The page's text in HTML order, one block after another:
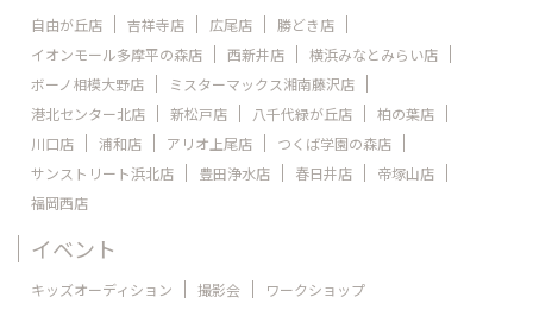
自由が丘店 吉祥寺店 広尾店
勝どき店
イオンモール多摩平の森店
西新井店
横浜みなとみらい店
ボーノ相模大野店
ミスターマックス湘南藤沢店
港北センター北店
新松戸店 八千代緑が丘店
柏の葉店
川口店
浦和店 アリオ上尾店
つくば学園の森店
サンストリート浜北店
豊田浄水店 春日井店
帝塚山店
福岡西店
イベント
キッズオーディション 撮影会 ワークショップ